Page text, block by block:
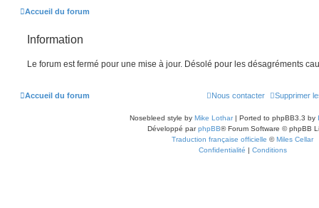
Accueil du forum
Information
Le forum est fermé pour une mise à jour. Désolé pour les désagréments
Accueil du forum Supprimer
Nous contacter
Nosebleed style by Mike Lothar| Ported to phpBB3.3 by
Développé parphpBB® Forum Software © phpBB
Traduction française officielle ©Miles Cellar
Confidentialité | Conditions